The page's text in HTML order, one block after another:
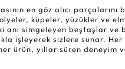
en göz alıcı
küpeler, yüzükler ve
anı simgeleyen beştaşlar
işleyerek sizlere sunar.
ürün, yıllar süren deneyim